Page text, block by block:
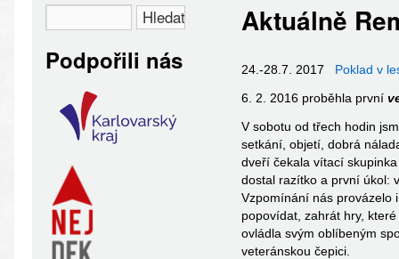
Podpořili nás
Aktuálně
24.-28.7. 2017 Poklad v
6. 2. 2016 proběhla první
V sobotu od třech hodin
setkání, objetí, dobrá
dveří čekala vítací
dostal razítko a první úkol:
Vzpomínání nás provázelo
popovídat, zahrát hry,
ovládla svým oblíbeným
veteránskou čepici.